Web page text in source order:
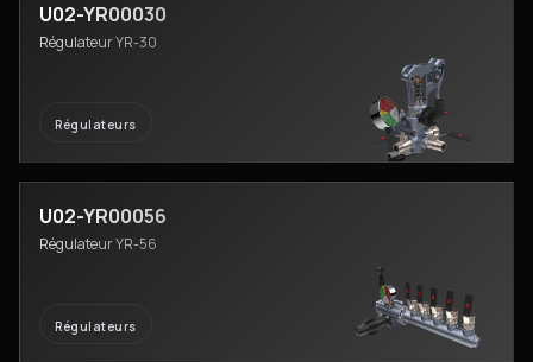
U02-YR00030
Régulateur YR-30
Régulateurs
U02-YR00056
Régulateur YR-56
Régulateurs